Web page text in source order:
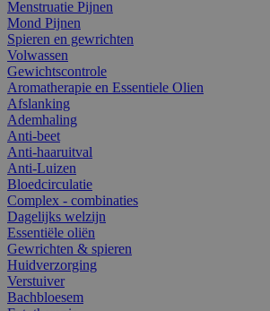
Menstruatie Pijnen
Mond Pijnen
Spieren en gewrichten
Volwassen
Gewichtscontrole
Aromatherapie en Essentiele Olien
Afslanking
Ademhaling
Anti-beet
Anti-haaruitval
Anti-Luizen
Bloedcirculatie
Complex - combinaties
Dagelijks welzijn
Essentiële oliën
Gewrichten & spieren
Huidverzorging
Verstuiver
Bachbloesem